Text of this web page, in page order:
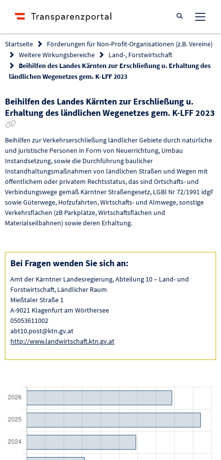
Suche öffnen
Startseite
Förderungen für Non-Profit-Organisationen (z.B. Vereine)
Weitere Wirkungsbereiche
Land-, Forstwirtschaft
Beihilfen des Landes Kärnten zur Erschließung u. Erhaltung des
ländlichen Wegenetzes gem. K-LFF 2023
Beihilfen des Landes Kärnten zur Erschließung u.
Erhaltung des ländlichen Wegenetzes gem. K-LFF 2023
Beihilfen zur Verkehrserschließung ländlicher Gebiete durch natürliche
und juristische Personen in Form von Neuerrichtung, Umbau
Instandsetzung, sowie die Durchführung baulicher
Instandhaltungsmaßnahmen von ländlichen Straßen und Wegen mit
öffentlichem oder privatem Rechtsstatus, das sind Ortschafts- und
Verbindungswege gemäß Kärntner Straßengesetz, LGBl Nr 72/1991 idgF
sowie Güterwege, Hofzufahrten, Wirtschafts- und Almwege, sonstige
Verkehrsflächen (zB Parkplätze, Wirtschaftsflächen und
Materialseilbahnen) sowie deren Erhaltung.
Bei Fragen wenden Sie sich an:
Amt der Kärntner Landesregierung, Abteilung 10 – Land- und
Forstwirtschaft, Ländlicher Raum
Mießtaler Straße 1
A-9021 Klagenfurt am Wörthersee
05053611002
abt10.post@ktn.gv.at
http://www.landwirtschaft.ktn.gv.at